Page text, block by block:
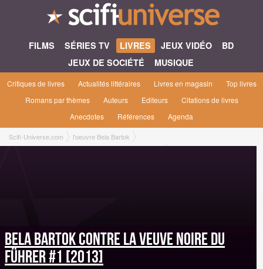
FILMS SÉRIES TV LIVRES JEUX VIDÉO
BD
JEUX DE SOCIÉTÉ
MUSIQUE
Critiques de livres Actualités littéraires Livres en magasin
Top livres
Romans par thèmes
Auteurs Editeurs
Citations de livres
Anecdotes
Références Agenda
Scifi-Universe.com
l'oeuvre Bela Bartok
Bela Bartok contre la Veuve Noire du Führer #1 [2013]
Bela Bartok contre la Veuve Noire du
Führer #1 [2013]